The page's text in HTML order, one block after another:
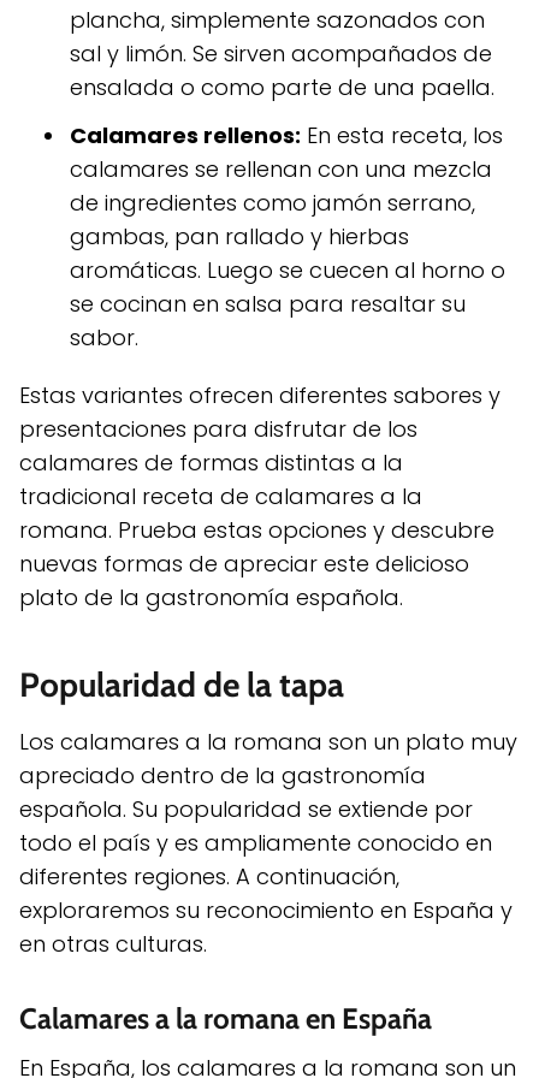
plancha, simplemente sazonados con
sal y limón. Se sirven acompañados de
ensalada o como parte de una paella.
Calamares rellenos: En esta receta, los
calamares se rellenan con una mezcla
de ingredientes como jamón serrano,
gambas, pan rallado y hierbas
aromáticas. Luego se cuecen al horno o
se cocinan en salsa para resaltar su
sabor.
Estas variantes ofrecen diferentes sabores y
presentaciones para disfrutar de los
calamares de formas distintas a la
tradicional receta de calamares a la
romana. Prueba estas opciones y descubre
nuevas formas de apreciar este delicioso
plato de la gastronomía española.
Popularidad de la tapa
Los calamares a la romana son un plato muy
apreciado dentro de la gastronomía
española. Su popularidad se extiende por
todo el país y es ampliamente conocido en
diferentes regiones. A continuación,
exploraremos su reconocimiento en España y
en otras culturas.
Calamares a la romana en España
En España, los calamares a la romana son un